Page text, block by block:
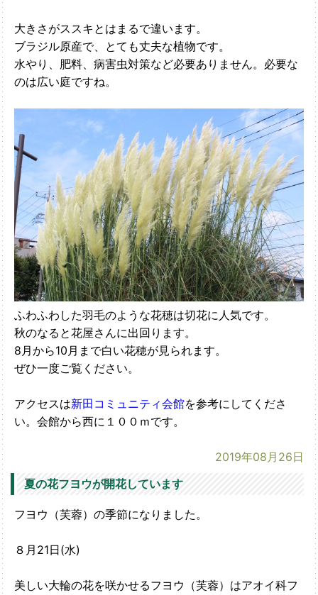
大きさがススキとはまるで違います。
ブラジル原産で、とても丈夫な植物です。
水やり、肥料、病害虫対策など必要ありません。必要な
のは広い庭ですね。
ふわふわした羽毛のような花穂は切花に人気です。
秋のなると花屋さんに出回ります。
8月から10月まで白い花穂が見られます。
ぜひ一度ご覧ください。
アクセスは新田コミュニティ会館を参考にしてくださ
い。会館から西に１００ｍです。
2019年08月26日
夏の花フヨウが開花しています
フヨウ（芙蓉）の季節になりました。
８月21日(水)
美しい大輪の花を咲かせるフヨウ（芙蓉）はアオイ科フ